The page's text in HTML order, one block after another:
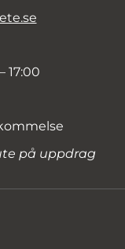
17:00
på uppdrag